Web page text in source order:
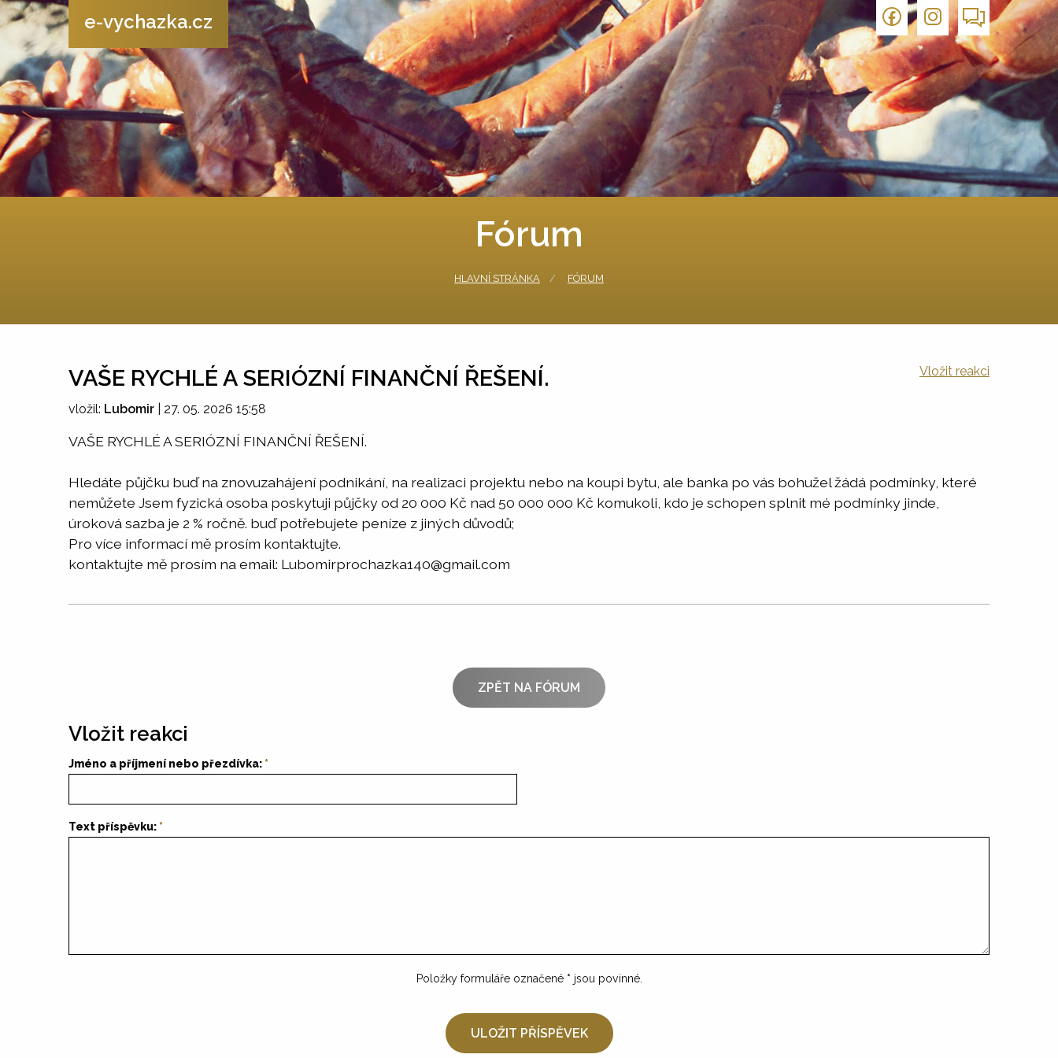
e-vychazka.cz
Fórum
HLAVNÍ STRÁNKA FÓRUM
VAŠE RYCHLÉ A SERIÓZNÍ FINANČNÍ ŘEŠENÍ. Vložit reakci
vložil: Lubomir 27. 05. 2026 15:58
VAŠE RYCHLÉ A SERIÓZNÍ FINANČNÍ ŘEŠENÍ.
Hledáte půjčku buď na znovuzahájení podnikání, na realizaci projektu nebo na koupi bytu, ale banka po vás bohužel žádá podmínky, které
nemůžete Jsem fyzická osoba poskytuji půjčky od 20 000 Kč nad 50 000 000 Kč komukoli, kdo je schopen splnit mé podmínky jinde,
úroková sazba je 2 % ročně. buď potřebujete peníze z jiných důvodů;
Pro více informací mě prosím kontaktujte.
kontaktujte mě prosím na email: Lubomirprochazka140@gmail.com
ZPĚT NA FÓRUM
Vložit reakci
Jméno a příjmení nebo přezdívka:
Text příspěvku:
Položky formuláře označené * jsou povinné.